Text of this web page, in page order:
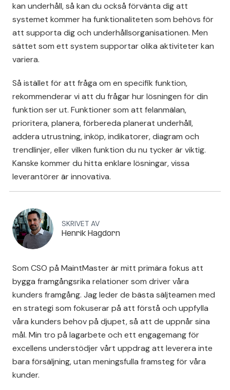
kan underhåll, så kan du också förvänta dig att
systemet kommer ha funktionaliteten som behövs för
att supporta dig och underhållsorganisationen. Men
sättet som ett system supportar olika aktiviteter kan
variera.
Så istället för att fråga om en specifik funktion,
rekommenderar vi att du frågar hur lösningen för din
funktion ser ut. Funktioner som att felanmälan,
prioritera, planera, förbereda planerat underhåll,
addera utrustning, inköp, indikatorer, diagram och
trendlinjer, eller vilken funktion du nu tycker är viktig.
Kanske kommer du hitta enklare lösningar, vissa
leverantörer är innovativa.
SKRIVET AV
Henrik Hagdorn
Som CSO på MaintMaster är mitt primära fokus att
bygga framgångsrika relationer som driver våra
kunders framgång. Jag leder de bästa säljteamen med
en strategi som fokuserar på att förstå och uppfylla
våra kunders behov på djupet, så att de uppnår sina
mål. Min tro på lagarbete och ett engagemang för
excellens understödjer vårt uppdrag att leverera inte
bara försäljning, utan meningsfulla framsteg för våra
kunder.